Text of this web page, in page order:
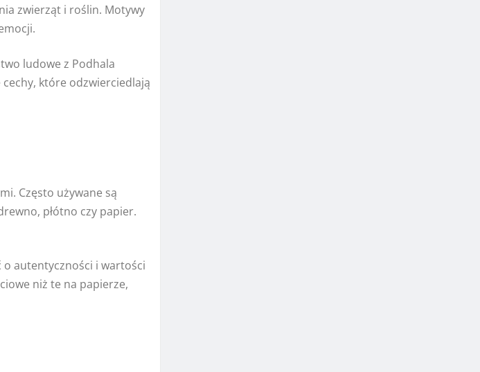
zwierząt i roślin. Motywy
ludowe z Podhala
cechy, które odzwierciedlają
Często używane są
płótno czy papier.
autentyczności i wartości
niż te na papierze,